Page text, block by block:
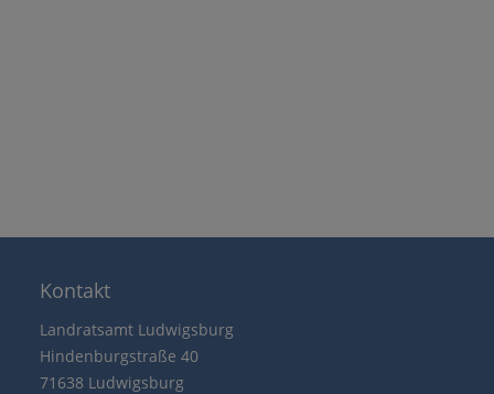
Kontakt
Landratsamt Ludwigsburg
Hindenburgstraße 40
71638 Ludwigsburg